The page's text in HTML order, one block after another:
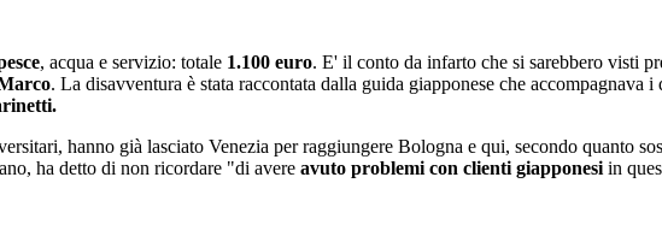
, acqua e servizio: totale 1.100 euro. E' il conto da infarto che si sarebbero visti
. La disavventura è stata raccontata dalla guida giapponese che
hanno già lasciato Venezia per raggiungere Bologna e qui, secondo quanto
ha detto di non ricordare "di avere avuto problemi con clienti giapponesi in